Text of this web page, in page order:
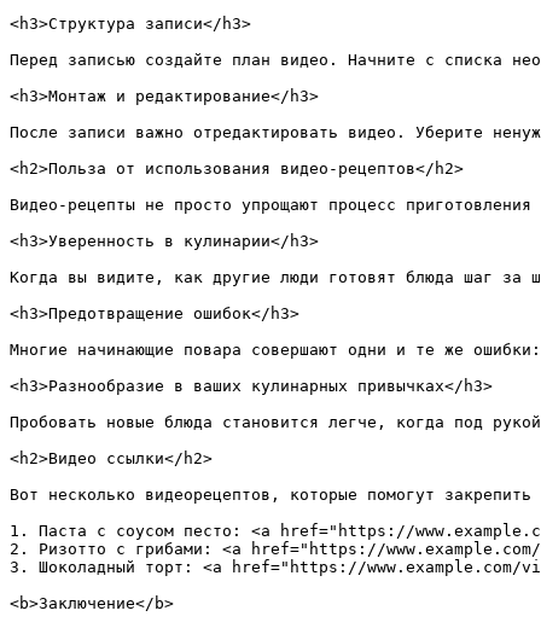
<h3>Структура записи</h3>
Перед записью создайте план видео. Начните с списка
<h3>Монтаж и редактирование</h3>
После записи важно отредактировать видео. Уберите
<h2>Польза от использования видео-рецептов</h2>
Видео-рецепты не просто упрощают процесс
<h3>Уверенность в кулинарии</h3>
Когда вы видите, как другие люди готовят блюда шаг за
<h3>Предотвращение ошибок</h3>
Многие начинающие повара совершают одни и те же
<h3>Разнообразие в ваших кулинарных привычках</h3>
Пробовать новые блюда становится легче, когда под
<h2>Видео ссылки</h2>
Вот несколько видеорецептов, которые помогут
1. Паста с соусом песто: <a href="https://
2. Ризотто с грибами: <a href="https://
3. Шоколадный торт: <a href="https://www.example.com/
<b>Заключение</b>